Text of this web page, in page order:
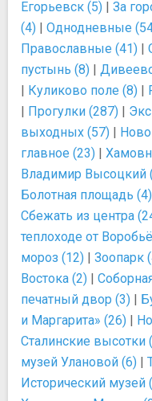
Егорьевск (5) | За
(4) | Однодневные
Православные (41) |
пустынь (8) |
| Куликово поле (8) |
| Прогулки (287) |
выходных (57) |
главное (23) |
Владимир Высоцкий
Болотная площадь (4)
Сбежать из центра
теплоходе от
мороз (12) | Зоопарк
Востока (2) |
печатный двор (3) |
и Маргарита» (26) |
Сталинские высотки
музей Улановой (6) |
Исторический музей